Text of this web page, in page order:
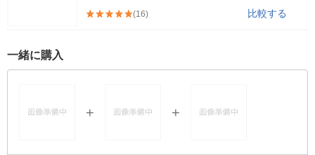
(16) 比較する
一緒に購入